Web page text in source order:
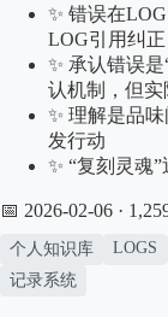
✨ 错误在
LOG引用纠
✨ 承认错误
认机制，但
✨ 理解是品
发行动
✨ “复刻灵魂
📅 2026-02-06 ·
个人知识库 LOGS
记录系统